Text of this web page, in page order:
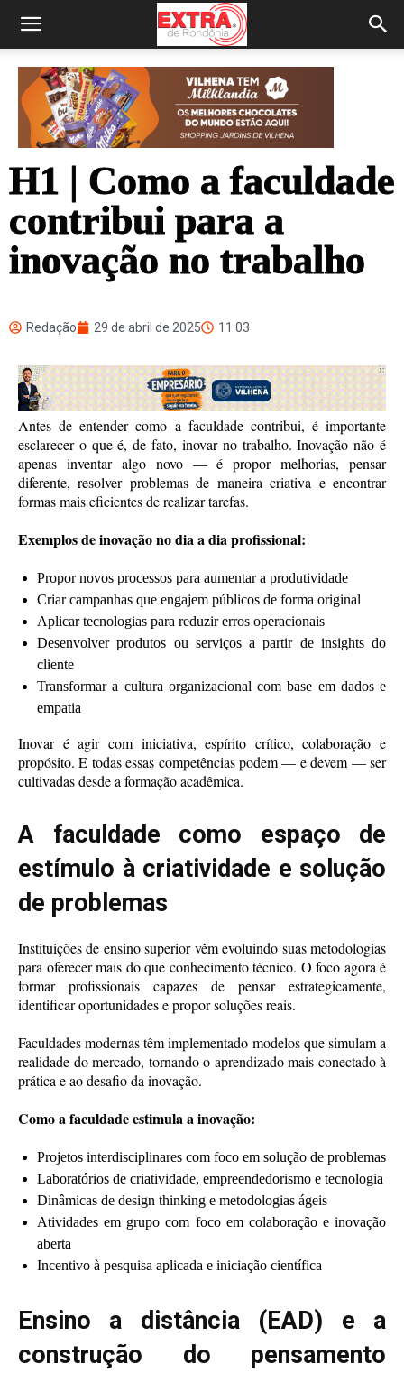
H1 | Como a faculdade
contribui para a
inovação no trabalho
Redação 29 de abril de 2025 11:03
Antes de entender como a faculdade contribui, é importante
esclarecer o que é, de fato, inovar no trabalho. Inovação não é
apenas inventar algo novo — é propor melhorias, pensar
diferente, resolver problemas de maneira criativa e encontrar
formas mais eficientes de realizar tarefas.
Exemplos de inovação no dia a dia profissional:
Propor novos processos para aumentar a produtividade
Criar campanhas que engajem públicos de forma original
Aplicar tecnologias para reduzir erros operacionais
Desenvolver produtos ou serviços a partir de insights do
cliente
Transformar a cultura organizacional com base em dados e
empatia
Inovar é agir com iniciativa, espírito crítico, colaboração e
propósito. E todas essas competências podem — e devem — ser
cultivadas desde a formação acadêmica.
A faculdade como espaço de
estímulo à criatividade e solução
de problemas
Instituições de ensino superior vêm evoluindo suas metodologias
para oferecer mais do que conhecimento técnico. O foco agora é
formar profissionais capazes de pensar estrategicamente,
identificar oportunidades e propor soluções reais.
Faculdades modernas têm implementado modelos que simulam a
realidade do mercado, tornando o aprendizado mais conectado à
prática e ao desafio da inovação.
Como a faculdade estimula a inovação:
Projetos interdisciplinares com foco em solução de problemas
Laboratórios de criatividade, empreendedorismo e tecnologia
Dinâmicas de design thinking e metodologias ágeis
Atividades em grupo com foco em colaboração e inovação
aberta
Incentivo à pesquisa aplicada e iniciação científica
Ensino a distância (EAD) e a
construção do pensamento